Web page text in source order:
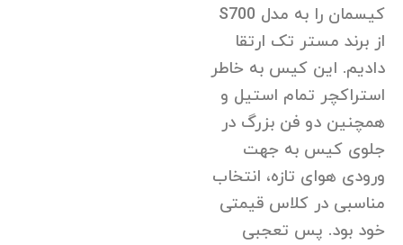
کیسمان را به مدل S700
از برند مستر تک ارتقا
دادیم. این کیس به خاطر
استراکچر تمام استیل و
همچنین دو فن بزرگ در
جلوی کیس به جهت
ورودی هوای تازه، انتخاب
مناسبی در کلاس قیمتی
خود بود. پس تعجبی